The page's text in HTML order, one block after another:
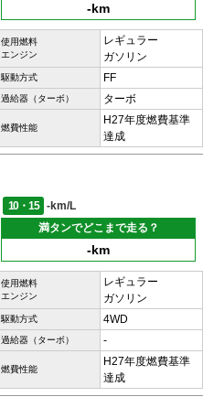
-km
使用燃料
エンジン
レギュラー
ガソリン
駆動方式 FF
過給器（ターボ） ターボ
燃費性能
H27年度燃費基準
達成
10・15
-km/L
満タンでどこまで走る？
-km
使用燃料
エンジン
レギュラー
ガソリン
駆動方式 4WD
過給器（ターボ） -
燃費性能
H27年度燃費基準
達成